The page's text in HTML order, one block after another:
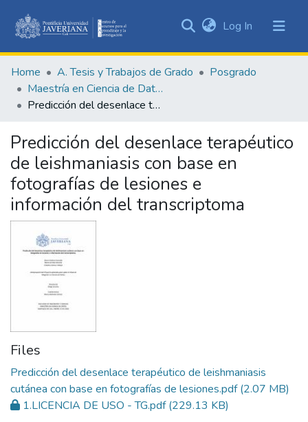
&
Collections
Statistics
Log In (current)
Home A. Tesis y Trabajos de Grado
Posgrado
Maestría en Ciencia de Datos
Predicción del desenlace terapéutico de leishmaniasis con base en fotografías de lesiones e información del transcriptoma
Predicción del desenlace terapéutico
de leishmaniasis con base en
fotografías de lesiones e
información del transcriptoma
Files
Predicción del desenlace terapéutico de leishmaniasis
cutánea con base en fotografías de lesiones.pdf(2.07 MB)
1.LICENCIA DE USO - TG.pdf(229.13 KB)